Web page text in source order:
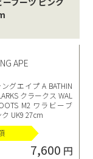
APE
グエイプ A BATHIN
クラークス WAL
M2 ワラビーブ
UK9 27cm
7,600 円